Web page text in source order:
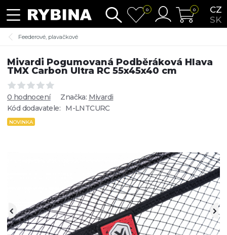
CZ
SK
0 0
Feederové, plavačkové
Mivardi Pogumovaná Podběráková Hlava
TMX Carbon Ultra RC 55x45x40 cm
0 hodnocení Značka: Mivardi
Kód dodavatele: M-LNTCURC
NOVINKA